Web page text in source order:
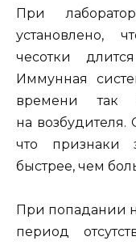
При
установлено,
чесотки
Иммунная
времени так
на
что признаки
быстрее, чем
При попадании
период